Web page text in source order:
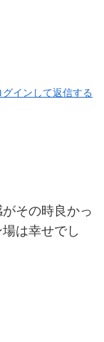
グインして返信する
その時良かっ
は幸せでし